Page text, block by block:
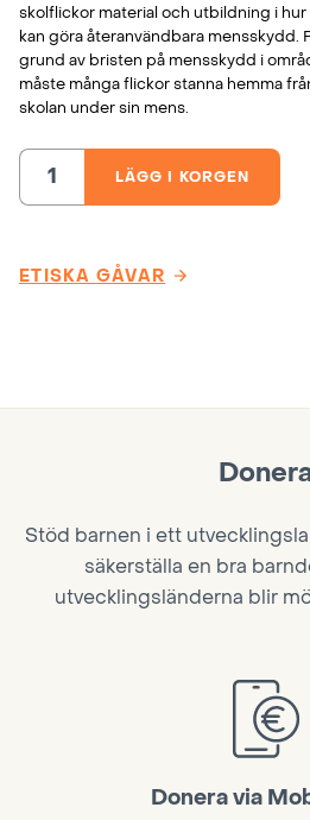
skolflickor material och utbildning i hur
kan göra återanvändbara mensskydd.
grund av bristen på mensskydd i
måste många flickor stanna hemma
skolan under sin mens.
MensskyddLÄGG I KORGEN
ETISKA GÅVAR
Stöd barnen i ett
säkerställa en bra
utvecklingsländerna blir
Donera via